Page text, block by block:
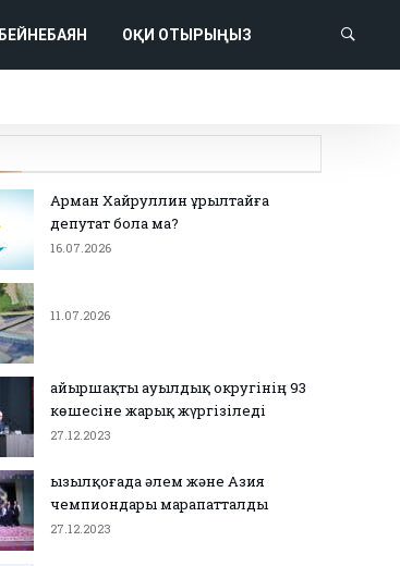
БЕЙНЕБАЯН ОҚИ ОТЫРЫҢЫЗ
Арман Хайруллин Құрылтайға
депутат бола ма?
16.07.2026
11.07.2026
Қайыршақты ауылдық округінің 93
көшесіне жарық жүргізіледі
27.12.2023
Қызылқоғада әлем және Азия
чемпиондары марапатталды
27.12.2023